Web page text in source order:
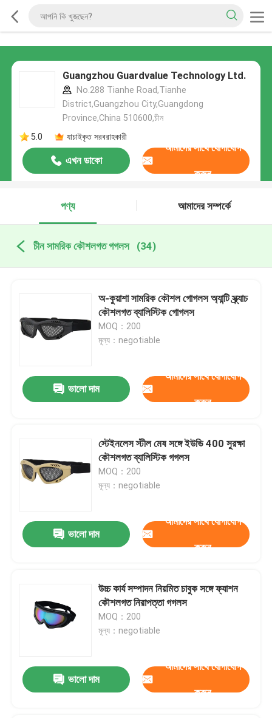
Guangzhou Guardvalue Technology Ltd.
No.288 Tianhe Road,Tianhe
District,Guangzhou City,Guangdong
Province,China 510600,চীন
5.0
যাচাইকৃত সরবরাহকারী
এখন ডাকো
আমাদের সাথে যোগাযোগ
করুন
পণ্য আমাদের সম্পর্কে
চীন সামরিক কৌশলগত গগলস (34)
অ-কুয়াশা সামরিক কৌশল গোগলস অ্যান্টি স্ক্র্যাচ
কৌশলগত ব্যালিস্টিক গোগলস
MOQ：200
মূল্য：negotiable
ভালো দাম
আমাদের সাথে যোগাযোগ
করুন
স্টেইনলেস স্টীল মেষ সঙ্গে ইউভি 400 সুরক্ষা
কৌশলগত ব্যালিস্টিক গগলস
MOQ：200
মূল্য：negotiable
ভালো দাম
আমাদের সাথে যোগাযোগ
করুন
উচ্চ কার্য সম্পাদন নিয়মিত চাবুক সঙ্গে ফ্যাশন
কৌশলগত নিরাপত্তা গগলস
MOQ：200
মূল্য：negotiable
ভালো দাম
আমাদের সাথে যোগাযোগ
করুন